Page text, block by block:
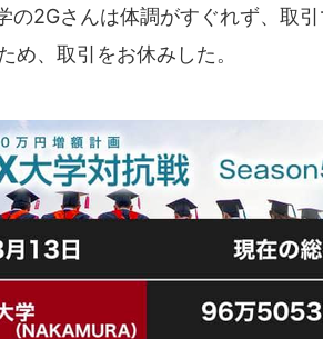
の2Gさんは体調がすぐれず、取
め、取引をお休みした。